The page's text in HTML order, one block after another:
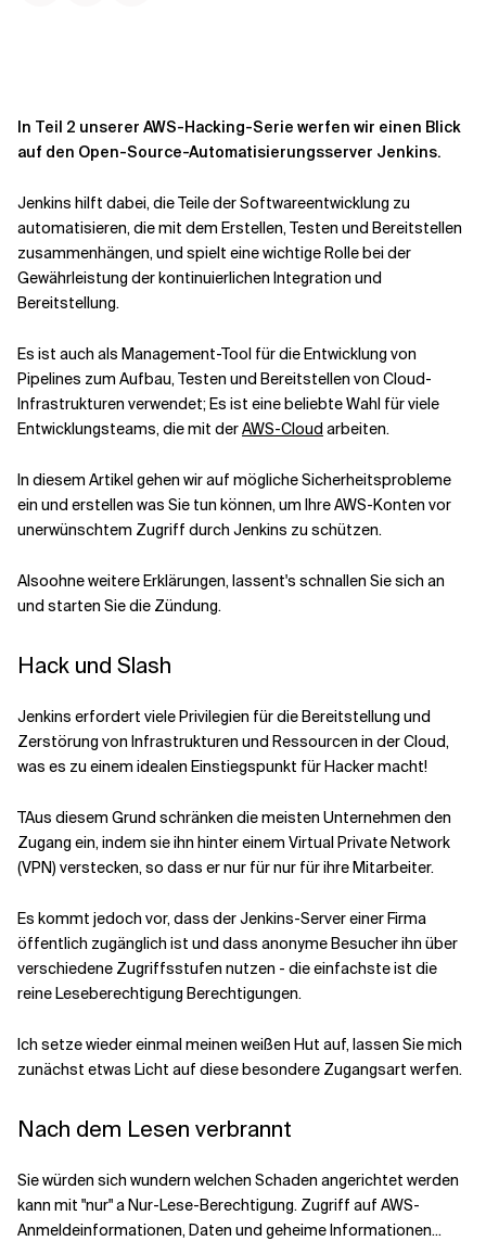
Verwandte Themen
In Teil 2 unserer AWS-Hacking-Serie werfen wir einen Blick
auf den Open-Source-Automatisierungsserver Jenkins.
Jenkins hilft dabei, die Teile der Softwareentwicklung zu
automatisieren, die mit dem Erstellen, Testen und Bereitstellen
zusammenhängen,und spielt eine wichtige Rolle bei der
Gewährleistung der kontinuierlichen Integration und
Bereitstellung.
Es ist auch als Management-Tool für die Entwicklung von
Pipelines zum Aufbau, Testen und Bereitstellen von Cloud-
Infrastrukturen verwendet;Es ist eine beliebte Wahl für viele
Entwicklungsteams, die mit derAWS-Cloud arbeiten.
In diesem Artikel gehen wir auf mögliche Sicherheitsprobleme
ein und erstellen was Sie tun können, um Ihre AWS-Konten vor
unerwünschtem Zugriff durch Jenkins zu schützen.
Alsoohne weitere Erklärungen, lassent's schnallen Sie sich an
und starten Sie die Zündung.
Hack und Slash
Jenkins erfordert viele Privilegien für die Bereitstellung und
Zerstörung von Infrastrukturen und Ressourcen in der Cloud,
was es zu einem idealen Einstiegspunkt für Hacker macht!
TAus diesem Grund schränken die meisten Unternehmen den
Zugang ein, indem sie ihn hinter einem Virtual Private Network
(VPN) verstecken, so dass er nur fürnur für ihre Mitarbeiter.
Es kommt jedoch vor, dass der Jenkins-Server einer Firma
öffentlich zugänglich ist und dass anonyme Besucher ihn über
verschiedene Zugriffsstufen nutzen - die einfachste ist die
reine Leseberechtigung Berechtigungen.
Ich setze wieder einmal meinen weißen Hut auf,lassen Sie mich
zunächst etwas Licht auf diese besondere Zugangsart werfen.
Nach dem Lesen verbrannt
Sie würden sich wundern welchen Schaden angerichtet werden
kann mit "nur"aNur-Lese-Berechtigung. Zugriff auf AWS-
Anmeldeinformationen, Daten und geheime Informationen...